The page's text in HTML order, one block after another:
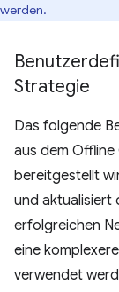
werden.
Strategie
Das folgende
aus dem
bereitgestellt
und aktualisiert
erfolgreichen
eine
verwendet